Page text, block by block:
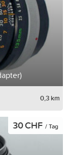
0,3 km
30 CHF / Tag